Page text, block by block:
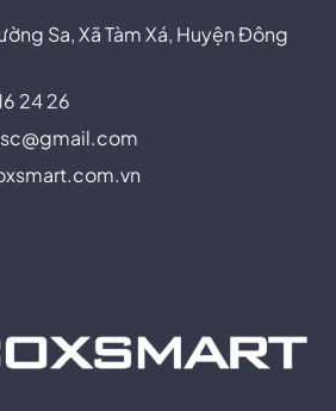
Sa, Xã Tàm Xá, Huyện Đông
24 26